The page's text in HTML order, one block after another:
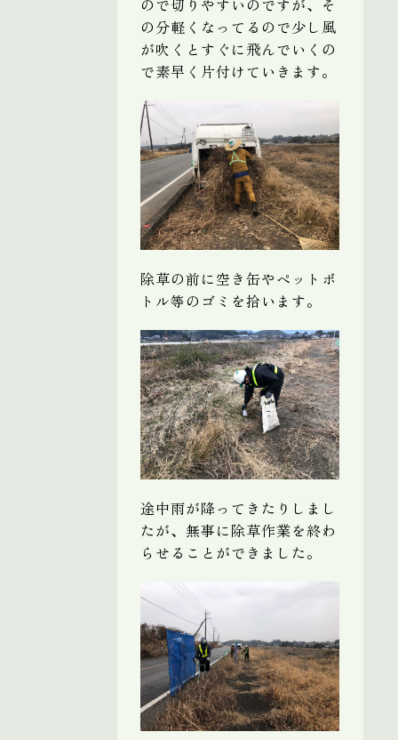
ので切りやすいのですが、そ
の分軽くなってるので少し風
が吹くとすぐに飛んでいくの
で素早く片付けていきます。
除草の前に空き缶やペットボ
トル等のゴミを拾います。
途中雨が降ってきたりしまし
たが、無事に除草作業を終わ
らせることができました。